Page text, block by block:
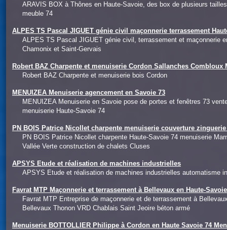
ARAVIS BOX à Thônes en Haute-Savoie, des box de plusieurs
meuble 74
ALPES TS Pascal JIGUET génie civil maçonnerie terrassement
ALPES TS Pascal JIGUET génie civil, terrassement et maçonnerie
Chamonix et Saint-Gervais
Robert BAZ Charpente et menuiserie Cordon Sallanches Combloux
Robert BAZ Charpente et menuiserie bois Cordon
MENUIZEA Menuiserie agencement en Savoie 73
MENUIZEA Menuiserie en Savoie pose de portes et fenêtres 73
menuiserie Haute-Savoie 74
PN BOIS Patrice Nicollet charpente menuiserie couverture
PN BOIS Patrice Nicollet charpente Haute-Savoie 74 menuiserie
Vallée Verte construction de chalets Cluses
APSYS Etude et réalisation de machines industrielles
APSYS Etude et réalisation de machines industrielles automatisme
Favrat MTP Maçonnerie et terrassement à Bellevaux en Haute-
Favrat MTP Entreprise de maçonnerie et de terrassement à
Bellevaux Thonon VRD Chablais Saint Jeoire béton armé
Menuiserie BOTTOLLIER Philippe à Cordon en Haute Savoie 74